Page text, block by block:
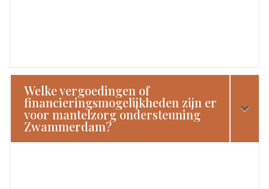
Welke vergoedingen of
financieringsmogelijkheden zijn er
voor mantelzorg ondersteuning
Zwammerdam?